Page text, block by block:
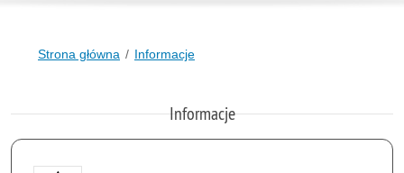
Strona główna Informacje
Informacje